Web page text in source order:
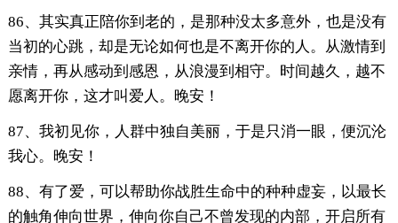
86、其实真正陪你到老的，是那种没太多意外，也是没有
当初的心跳，却是无论如何也是不离开你的人。从激情到
亲情，再从感动到感恩，从浪漫到相守。时间越久，越不
愿离开你，这才叫爱人。晚安！
87、我初见你，人群中独自美丽，于是只消一眼，便沉沦
我心。晚安！
88、有了爱，可以帮助你战胜生命中的种种虚妄，以最长
的触角伸向世界，伸向你自己不曾发现的内部，开启所有